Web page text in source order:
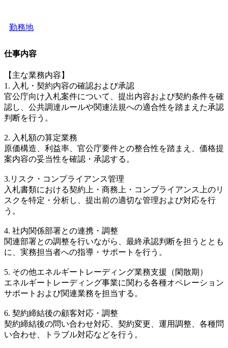
勤務地
仕事内容
【主な業務内容】
1. 入札・契約内容の確認および承認
官公庁向け入札案件について、提出内容および契約条件を確
認し、公共調達ルールや関連法規への適合性を踏まえた承認
判断を行う。
2. 入札額の算定業務
原価構造、利益率、官公庁要件との整合性を踏まえ、価格提
案内容の妥当性を確認・承認する。
3.リスク・コンプライアンス管理
入札書類における契約上・商務上・コンプライアンス上のリ
スクを特定・分析し、提出前の適切な管理および対応を行
う。
4. 社内関係部署との連携・調整
関連部署との調整を行いながら、最終承認判断を担うととも
に、実務担当者への指導・サポートを行う。
5. その他エネルギートレーディング業務支援（閑散期）
エネルギートレーディング事業に関わる各種オペレーション
サポートおよび関連業務を担当する。
6. 契約締結後の顧客対応・調整
契約締結後の問い合わせ対応、契約変更、運用調整、各種問
い合わせ、トラブル対応などを行う。